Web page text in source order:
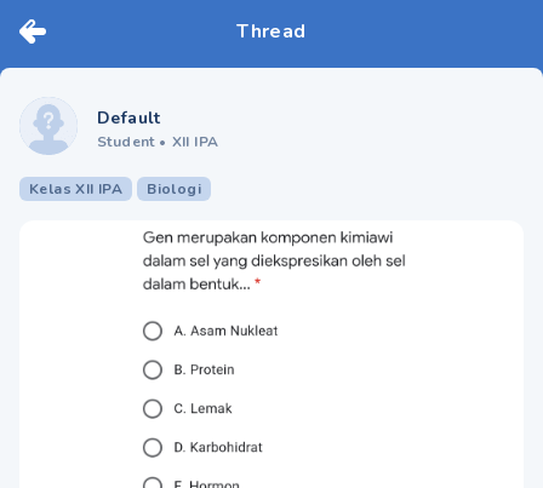
Thread
Default
Student • XII IPA
Kelas XII IPA Biologi